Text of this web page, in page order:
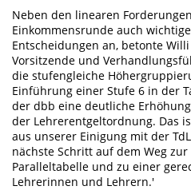
Neben den linearen
Einkommensrunde auch
Entscheidungen an, betonte
Vorsitzende und
die stufengleiche
Einführung einer Stufe 6 in der
der dbb eine deutliche
der Lehrerentgeltordnung. Das
aus unserer Einigung mit der
nächste Schritt auf dem Weg
Paralleltabelle und zu einer
Lehrerinnen und Lehrern.'